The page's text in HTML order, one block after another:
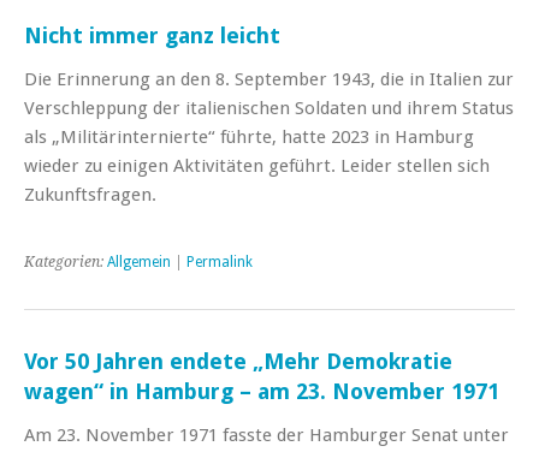
Nicht immer ganz leicht
Die Erinnerung an den 8. September 1943, die in Italien zur
Verschleppung der italienischen Soldaten und ihrem Status
als „Militärinternierte“ führte, hatte 2023 in Hamburg
wieder zu einigen Aktivitäten geführt. Leider stellen sich
Zukunftsfragen.
Kategorien: Allgemein Permalink
Vor 50 Jahren endete „Mehr Demokratie
wagen“ in Hamburg – am 23. November 1971
Am 23. November 1971 fasste der Hamburger Senat unter